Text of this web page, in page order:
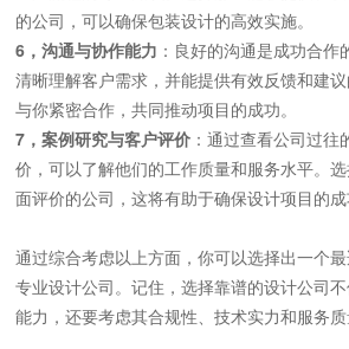
的公司，可以确保包装设计的高效实施。
6，沟通与协作能力 ：良好的沟通是成功合
清晰理解客户需求，并能提供有效反馈和建
与你紧密合作，共同推动项目的成功。
7，案例研究与客户评价 ：通过查看公司过
价，可以了解他们的工作质量和服务水平。
面评价的公司，这将有助于确保设计项目的成
通过综合考虑以上方面，你可以选择出一个
专业设计公司。记住，选择靠谱的设计公司
能力，还要考虑其合规性、技术实力和服务质